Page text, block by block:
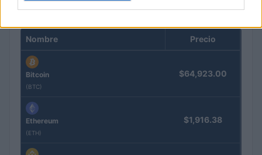
COTIZACIONES CRYPTO
Nombre Precio
Bitcoin
(BTC)
$64,923.00
Ethereum
(ETH)
$1,916.38